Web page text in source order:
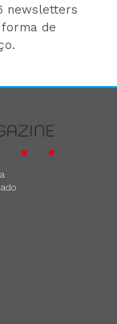
newsletters
de